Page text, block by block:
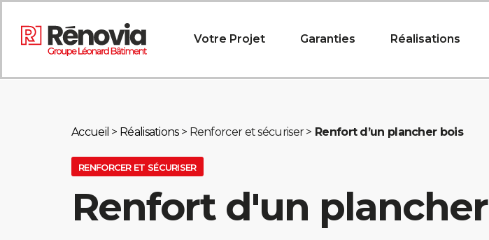
Votre Projet Garanties Réalisations
Accueil > Réalisations> Renforcer et sécuriser > Renfort d’un plancher bois
RENFORCER ET SÉCURISER
Renfort d'un